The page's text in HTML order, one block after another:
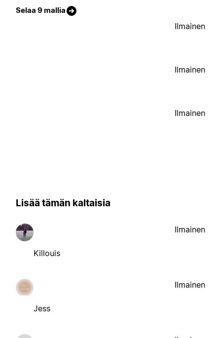
Selaa 9 mallia
Ilmainen
Ilmainen
Ilmainen
Lisää tämän kaltaisia
Killouis
Ilmainen
Jess
Ilmainen